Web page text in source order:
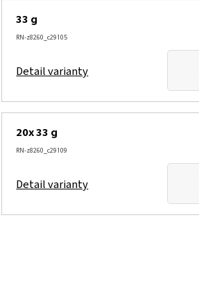
33 g
RN-z8260_c29105
Detail varianty
20x 33 g
RN-z8260_c29109
Detail varianty